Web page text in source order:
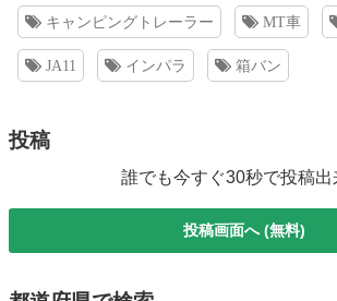
キャンピングトレーラー MT車
JA11 インパラ 箱バン
投稿
誰でも今すぐ30秒で投稿出
投稿画面へ (無料)